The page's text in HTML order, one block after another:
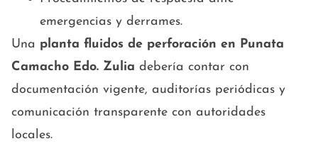
emergencias y derrames.
Una planta fluidos de perforación en Punata
Camacho Edo. Zulia debería contar con
documentación vigente, auditorías periódicas y
comunicación transparente con autoridades
locales.